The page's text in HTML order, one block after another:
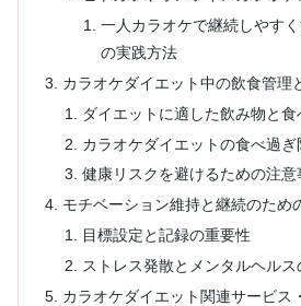
一人カラオケで継続しやす
の実践方法
カラオケダイエット中の飲食管理
ダイエットに適した飲み物と食
カラオケダイエットの食べ過ぎ
健康リスクを避けるための注意
モチベーション維持と継続のため
目標設定と記録の重要性
ストレス発散とメンタルヘルス
カラオケダイエット関連サービス